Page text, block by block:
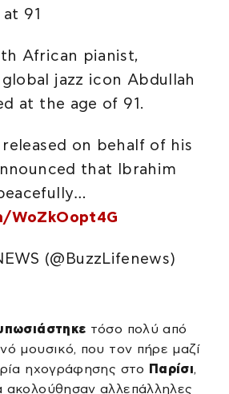
91
African pianist,
jazz icon Abdullah
at the age of 91.
on behalf of his
that Ibrahim
WoZkOopt4G
(@BuzzLifenews)
τόσο πολύ από
μουσικό, που τον πήρε μαζί
ηχογράφησης στο Παρίσι,
αλλεπάλληλες